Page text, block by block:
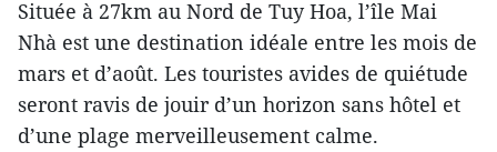
Située à 27km au Nord de Tuy Hoa, l’île Mai
Nhà est une destination idéale entre les mois de
mars et d’août. Les touristes avides de quiétude
seront ravis de jouir d’un horizon sans hôtel et
d’une plage merveilleusement calme.